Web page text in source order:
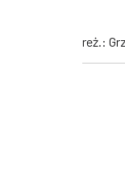
reż.: